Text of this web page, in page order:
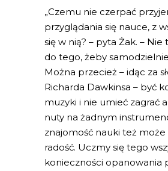
„Czemu nie czerpać
przyglądania się nauce, z
się w nią? – pyta Żak. –
do tego, żeby
Można przecież – idąc za
Richarda Dawkinsa – być
muzyki i nie umieć zagrać
nuty na żadnym
znajomość nauki też może
radość. Uczmy się tego
konieczności opanowania